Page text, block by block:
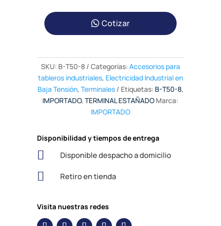
Cotizar
SKU: B-T50-8 Categorías: Accesorios para
tableros industriales, Electricidad Industrial en
Baja Tensión, Terminales Etiquetas: B-T50-8,
IMPORTADO,TERMINAL ESTAÑADO Marca:
IMPORTADO
Disponibilidad y tiempos de entrega
 Disponible despacho a domicilio
 Retiro en tienda
Visita nuestras redes